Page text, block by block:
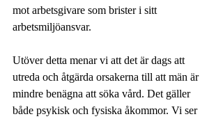
mot arbetsgivare som brister i sitt
arbetsmiljöansvar.
Utöver detta menar vi att det är dags att
utreda och åtgärda orsakerna till att män är
mindre benägna att söka vård. Det gäller
både psykisk och fysiska åkommor. Vi ser